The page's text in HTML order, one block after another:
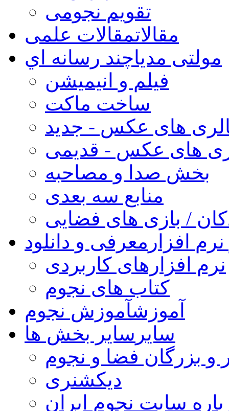
تقویم نجومی
مقالاتمقالات علمی
مولتی مدیاچند رسانه اي
فیلم و انیمیشن
ساخت ماکت
های عکس - جدید
های عکس - قدیمی
بخش صدا و مصاحبه
منابع سه بعدی
/ بازی های فضایی
افزار معرفی و دانلود
نرم افزارهای کاربردی
کتاب های نجوم
آموزشآموزش نجوم
سایر سایر بخش ها
و بزرگان فضا و نجوم
دیکشنری
سایت نجوم ایران